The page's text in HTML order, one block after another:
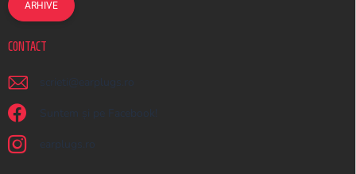
ARHIVE
CONTACT
scrieti @ earplugs.ro
Suntem și pe Facebook!
earplugs.ro